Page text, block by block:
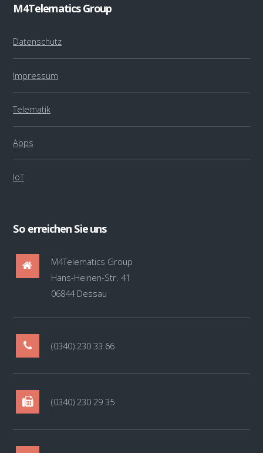
M4Telematics Group
Datenschutz
Impressum
Telematik
Apps
IoT
So erreichen Sie uns
M4Telematics Group
Hans-Heinen-Str. 41
06844 Dessau
(0340) 230 33 66
(0340) 230 29 35